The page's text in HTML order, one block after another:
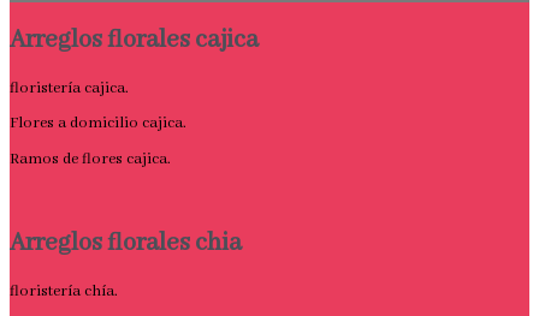
Arreglos florales cajica
floristería cajica.
Flores a domicilio cajica.
Ramos de flores cajica.
Arreglos florales chia
floristería chía.